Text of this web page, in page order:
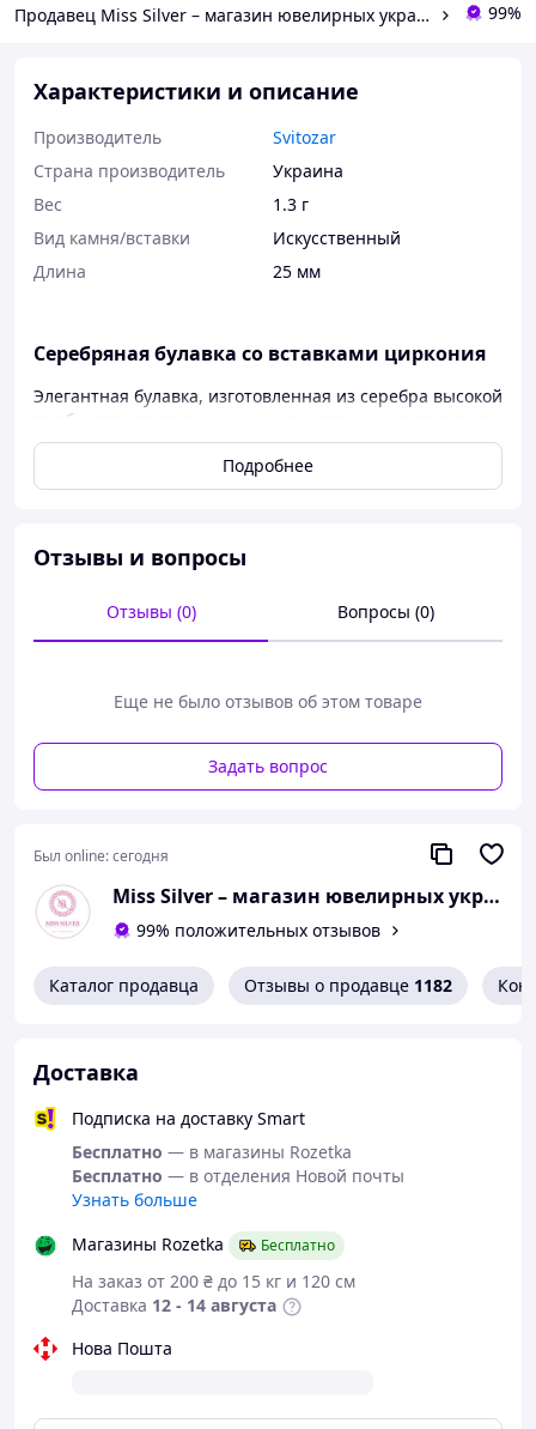
Продавец Miss Silver – магазин ювелирных украшений из серебра 99%
Характеристики и описание
Производитель
Svitozar
Страна производитель
Украина
Вес
1.3 г
Вид камня/вставки
Искусственный
Длина
25 мм
Серебряная булавка со вставками циркония
Элегантная булавка, изготовленная из серебра высокой
пробы, станет стильным и универсальным аксессуаром
в вашей коллекции. Изысканные вставки с циркония
придают изделию особый блеск и изящество. Булавка
отлично подходит как к повседневному образу, так и к
Материал: серебро
Назначение: украшение для одежды, аксессуар
Преимущества:
Качественное серебро с надежным покрытием
Блестящие вставки с цирконой
Подходит для подарка или ежедневной носки
Подробнее
Отзывы и вопросы
Отзывы (0) Вопросы (0)
Еще не было отзывов об этом товаре
Задать вопрос
Был online:сегодня
Miss Silver – магазин ювелирных украшений из серебра
99% положительных отзывов
Каталог продавца Отзывы о продавце 1182
Доставка
Подписка на доставку Smart
Бесплатно — в магазины Rozetka
Бесплатно — в отделения Новой почты
Узнать больше
Магазины Rozetka
Бесплатно
На заказ от 200 ₴ до 15 кг и 120 см
Доставка 12 - 14 августа
Нова Пошта